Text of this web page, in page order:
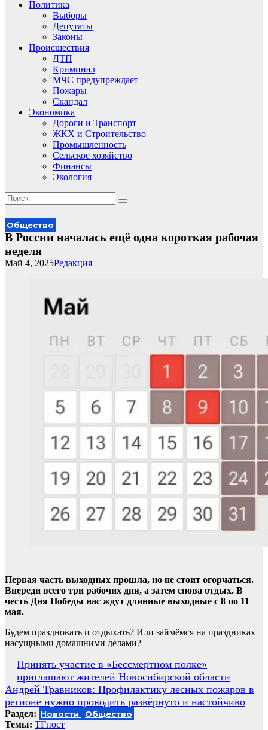
Политика
Выборы
Депутаты
Законы
Происшествия
ДТП
Криминал
МЧС предупреждает
Пожары
Скандал
Экономика
Дороги и Транспорт
ЖКХ и Строительство
Промышленность
Сельское хозяйство
Финансы
Экология
Общество
В России началась ещё одна короткая рабочая
неделя
Редакция
Май 4, 2025
Первая часть выходных прошла, но не стоит огорчаться.
Впереди всего три рабочих дня, а затем снова отдых. В
честь Дня Победы нас ждут длинные выходные с 8 по 11
мая.
Будем праздновать и отдыхать? Или займёмся на праздниках
насущными домашними делами?
Навигация
по
записям
Принять участие в «Бессмертном полке»
приглашают жителей Новосибирской области
Андрей Травников: Профилактику лесных пожаров в
регионе нужно проводить развёрнуто и настойчиво
Раздел: Новости Общество
Темы: ТГпост